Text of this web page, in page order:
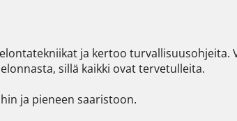
ja kertoo turvallisuusohjeita.
sillä kaikki ovat tervetulleita.
ja pieneen saaristoon.